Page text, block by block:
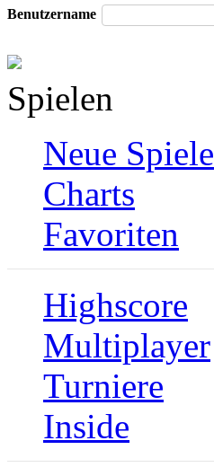
Benutzername
Spielen
Neue Spiele
Charts
Favoriten
Highscore
Multiplayer
Turniere
Inside